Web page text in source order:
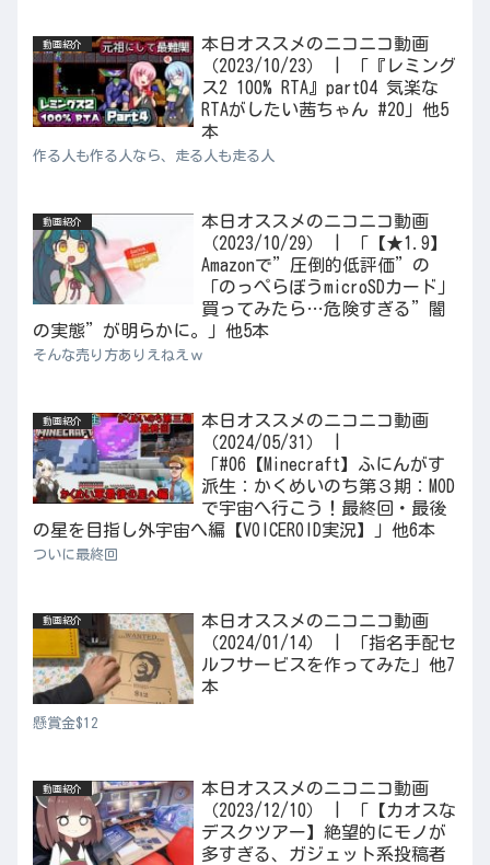
動画紹介
本日オススメのニコニコ動画
（2023/10/23） | 「『レミング
ス2 100% RTA』part04 気楽な
RTAがしたい茜ちゃん #20」他5
本
作る人も作る人なら、走る人も走る人
動画紹介
本日オススメのニコニコ動画
（2023/10/29） | 「【★1.9】
Amazonで”圧倒的低評価”の
「のっぺらぼうmicroSDカード」
買ってみたら…危険すぎる”闇
の実態”が明らかに。」他5本
そんな売り方ありえねえｗ
動画紹介
本日オススメのニコニコ動画
（2024/05/31） |
「#06【Minecraft】ふにんがす
派生：かくめいのち第３期：MOD
で宇宙へ行こう！最終回・最後
の星を目指し外宇宙へ編【VOICEROID実況】」他6本
ついに最終回
動画紹介
本日オススメのニコニコ動画
（2024/01/14） | 「指名手配セ
ルフサービスを作ってみた」他7
本
懸賞金$12
動画紹介
本日オススメのニコニコ動画
（2023/12/10） | 「【カオスな
デスクツアー】絶望的にモノが
多すぎる、ガジェット系投稿者